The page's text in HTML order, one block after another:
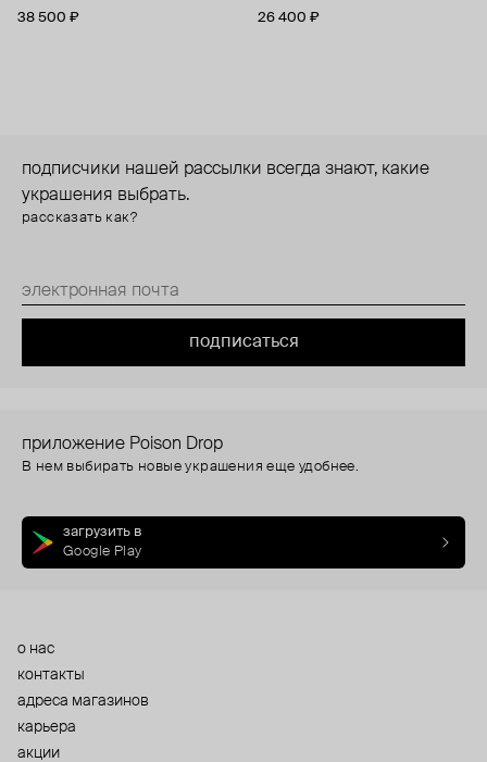
38 500 ₽
26 400 ₽
подписчики нашей рассылки всегда знают, какие
украшения выбрать.
рассказать как?
подписаться
приложение Poison Drop
В нем выбирать новые украшения еще удобнее.
загрузить в
Google Play
о нас
контакты
адреса магазинов
карьера
акции